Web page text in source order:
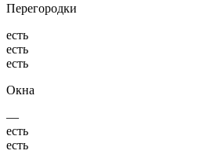
Перегородки
есть
есть
есть
Окна
—
есть
есть